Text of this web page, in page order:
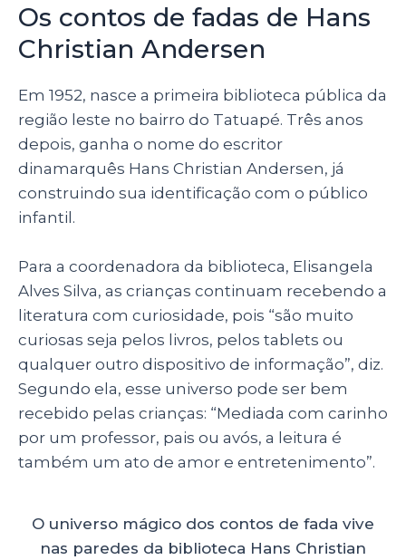
Os contos de fadas de Hans
Christian Andersen
Em 1952, nasce a primeira biblioteca pública da
região leste no bairro do Tatuapé. Três anos
depois, ganha o nome do escritor
dinamarquês Hans Christian Andersen, já
construindo sua identificação com o público
infantil.
Para a coordenadora da biblioteca, Elisangela
Alves Silva, as crianças continuam recebendo a
literatura com curiosidade, pois “são muito
curiosas seja pelos livros, pelos tablets ou
qualquer outro dispositivo de informação”, diz.
Segundo ela, esse universo pode ser bem
recebido pelas crianças: “Mediada com carinho
por um professor, pais ou avós, a leitura é
também um ato de amor e entretenimento”.
O universo mágico dos contos de fada vive
nas paredes da biblioteca Hans Christian